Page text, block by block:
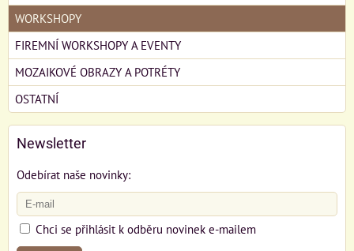
WORKSHOPY
FIREMNÍ WORKSHOPY A EVENTY
MOZAIKOVÉ OBRAZY A POTRÉTY
OSTATNÍ
Newsletter
Odebírat naše novinky:
Chci se přihlásit k odběru novinek e-mailem